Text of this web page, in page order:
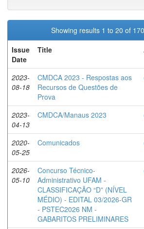
Showing results 1 to 20 of 170
Issue
Date
Title
2023-
08-18
CMDCA 2023 - Respostas aos
Recursos de Questões de
Prova
2023-
04-13
CMDCA/Manaus 2023
2020-
05-25
Comunicados
2026-
05-10
Concurso Técnico-
Administrativo UFAM -
CLASSIFICAÇÃO “D” (NÍVEL
MÉDIO) - EDITAL 03/2026-GR
- PSTEC2026 NM -
GABARITOS PRELIMINARES